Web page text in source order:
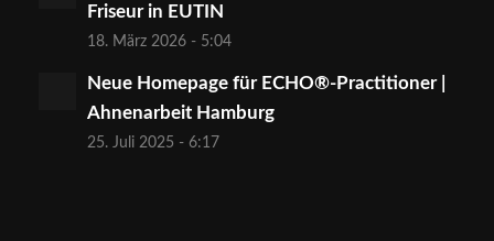
Friseur in EUTIN
18. März 2026 - 5:04
Neue Homepage für ECHO®-Practitioner |
Ahnenarbeit Hamburg
25. Juli 2025 - 6:17